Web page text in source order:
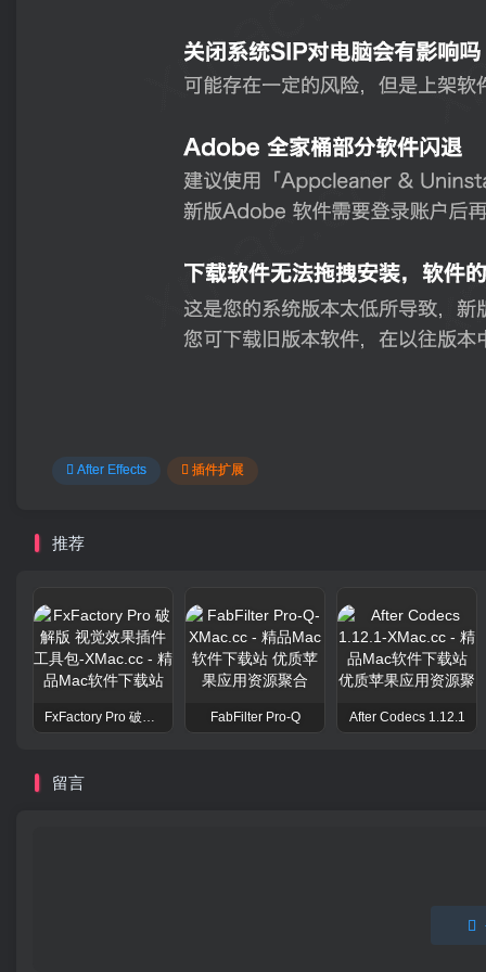
After Effects 插件扩展
推荐
FxFactory Pro 破解版 视觉效果插件工具包 FabFilter Pro-Q After Codecs 1.12.1
留言